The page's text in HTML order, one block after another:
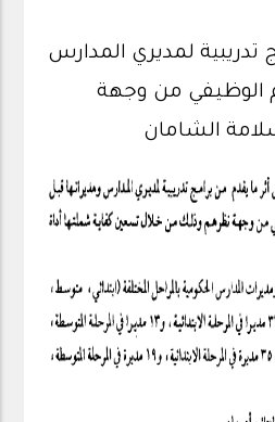
تدريبية لمديري المدارس
الوظيفي من وجهة
الشامان